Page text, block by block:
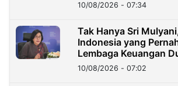
10/08/2026 - 07:34
Tak Hanya Sri
Indonesia yang
Lembaga Keuangan
10/08/2026 - 07:02